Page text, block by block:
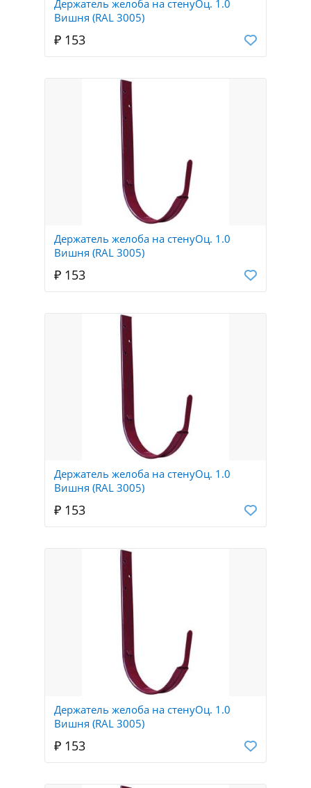
Держатель желоба на стенуОц. 1.0
Вишня (RAL 3005)
₽ 153
Держатель желоба на стенуОц. 1.0
Вишня (RAL 3005)
₽ 153
Держатель желоба на стенуОц. 1.0
Вишня (RAL 3005)
₽ 153
Держатель желоба на стенуОц. 1.0
Вишня (RAL 3005)
₽ 153